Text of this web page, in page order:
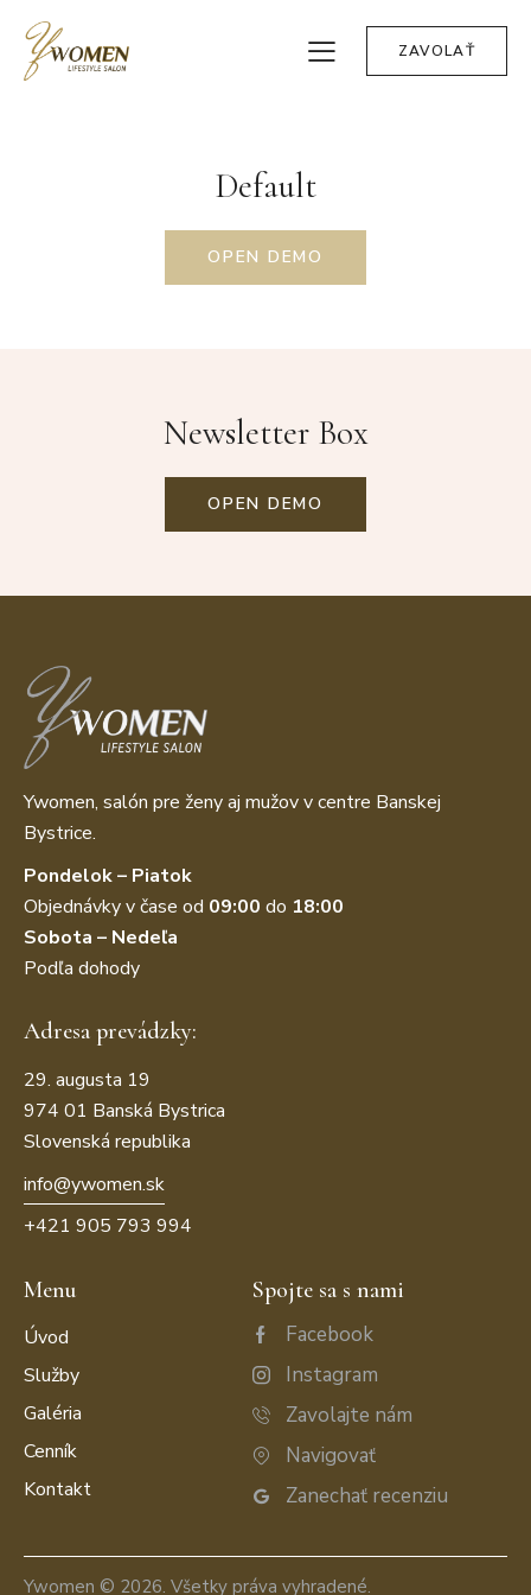
ZAVOLAŤ
Default
OPEN DEMO
Newsletter Box
OPEN DEMO
Ywomen, salón pre ženy aj mužov v centre Banskej
Bystrice.
Pondelok – Piatok
Objednávky v čase od 09:00 do 18:00
Sobota – Nedeľa
Podľa dohody
Adresa prevádzky:
29. augusta 19
974 01 Banská Bystrica
Slovenská republika
info@ywomen.sk
+421 905 793 994
Menu
Úvod
Služby
Galéria
Cenník
Kontakt
Spojte sa s nami
Facebook
Instagram
Zavolajte nám
Navigovať
Zanechať recenziu
Ywomen © 2026. Všetky práva vyhradené.